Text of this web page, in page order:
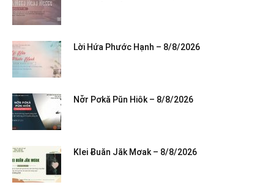
Lời Hứa Phước Hạnh – 8/8/2026
Nơ̆r Pơkă Pŭn Hiôk – 8/8/2026
Klei Ƀuăn Jăk Mơak – 8/8/2026